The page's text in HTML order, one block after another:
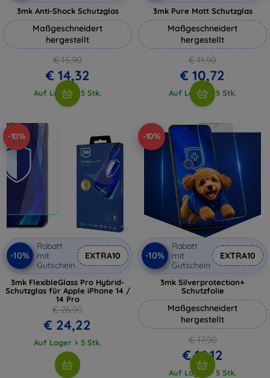
3mk Anti-Shock Schutzglas
Maßgeschneidert
hergestellt
€ 15,90
€ 14,32
Auf Lager > 5 Stk.
3mk Pure Matt Schutzglas
Maßgeschneidert
hergestellt
€ 11,90
€ 10,72
Auf Lager > 5 Stk.
-10%
-10%
Rabatt
mit
Gutschein
EXTRA10
3mk FlexibleGlass Pro Hybrid-
Schutzglas für Apple iPhone 14 /
14 Pro
€ 26,90
€ 24,22
Auf Lager > 5 Stk.
-10%
-10%
Rabatt
mit
Gutschein
EXTRA10
3mk Silverprotection+
Schutzfolie
Maßgeschneidert
hergestellt
€ 17,90
€ 16,12
Auf Lager > 5 Stk.